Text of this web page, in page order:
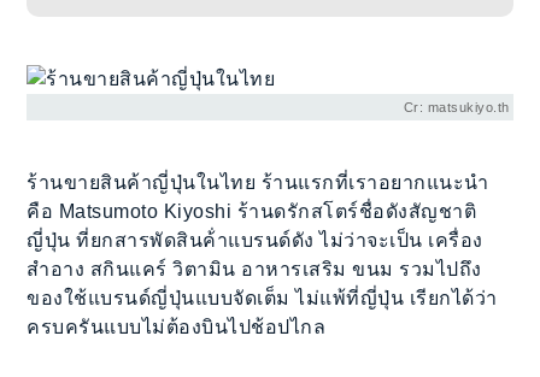
Cr: matsukiyo.th
ร้านขายสินค้าญี่ปุ่นในไทย ร้านแรกที่เราอยากแนะนำ
คือ Matsumoto Kiyoshi ร้านดรักสโตร์ชื่อดังสัญชาติ
ญี่ปุ่น ที่ยกสารพัดสินค้่าแบรนด์ดัง ไม่ว่าจะเป็น เครื่อง
สำอาง สกินแคร์ วิตามิน อาหารเสริม ขนม รวมไปถึง
ของใช้แบรนด์ญี่ปุ่นแบบจัดเต็ม ไม่แพ้ที่ญี่ปุ่น เรียกได้ว่า
ครบครันแบบไม่ต้องบินไปช้อปไกล